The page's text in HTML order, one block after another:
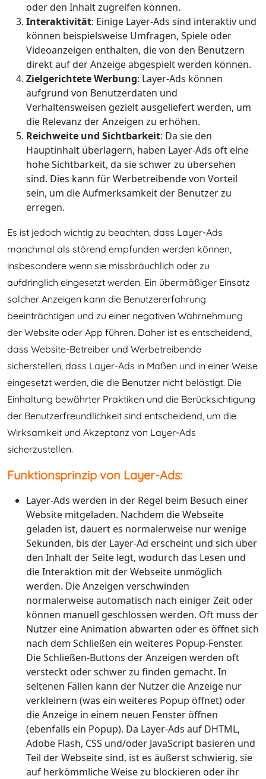
oder den Inhalt zugreifen können.
Interaktivität: Einige Layer-Ads sind interaktiv und
können beispielsweise Umfragen, Spiele oder
Videoanzeigen enthalten, die von den Benutzern
direkt auf der Anzeige abgespielt werden können.
Zielgerichtete Werbung: Layer-Ads können
aufgrund von Benutzerdaten und
Verhaltensweisen gezielt ausgeliefert werden, um
die Relevanz der Anzeigen zu erhöhen.
Reichweite und Sichtbarkeit: Da sie den
Hauptinhalt überlagern, haben Layer-Ads oft eine
hohe Sichtbarkeit, da sie schwer zu übersehen
sind. Dies kann für Werbetreibende von Vorteil
sein, um die Aufmerksamkeit der Benutzer zu
erregen.
Es ist jedoch wichtig zu beachten, dass Layer-Ads
manchmal als störend empfunden werden können,
insbesondere wenn sie missbräuchlich oder zu
aufdringlich eingesetzt werden. Ein übermäßiger Einsatz
solcher Anzeigen kann die Benutzererfahrung
beeinträchtigen und zu einer negativen Wahrnehmung
der Website oder App führen. Daher ist es entscheidend,
dass Website-Betreiber und Werbetreibende
sicherstellen, dass Layer-Ads in Maßen und in einer Weise
eingesetzt werden, die die Benutzer nicht belästigt. Die
Einhaltung bewährter Praktiken und die Berücksichtigung
der Benutzerfreundlichkeit sind entscheidend, um die
Wirksamkeit und Akzeptanz von Layer-Ads
sicherzustellen.
Funktionsprinzip von Layer-Ads:
Layer-Ads werden in der Regel beim Besuch einer
Website mitgeladen. Nachdem die Webseite
geladen ist, dauert es normalerweise nur wenige
Sekunden, bis der Layer-Ad erscheint und sich über
den Inhalt der Seite legt, wodurch das Lesen und
die Interaktion mit der Webseite unmöglich
werden. Die Anzeigen verschwinden
normalerweise automatisch nach einiger Zeit oder
können manuell geschlossen werden. Oft muss der
Nutzer eine Animation abwarten oder es öffnet sich
nach dem Schließen ein weiteres Popup-Fenster.
Die Schließen-Buttons der Anzeigen werden oft
versteckt oder schwer zu finden gemacht. In
seltenen Fällen kann der Nutzer die Anzeige nur
verkleinern (was ein weiteres Popup öffnet) oder
die Anzeige in einem neuen Fenster öffnen
(ebenfalls ein Popup). Da Layer-Ads auf DHTML,
Adobe Flash, CSS und/oder JavaScript basieren und
Teil der Webseite sind, ist es äußerst schwierig, sie
auf herkömmliche Weise zu blockieren oder ihr